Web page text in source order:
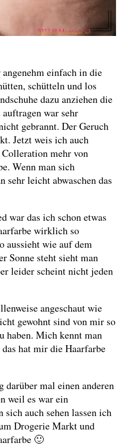
einfach in die
schütteln und los
dazu anziehen die
war sehr
gebrannt. Der Geruch
Jetzt weis ich auch
mehr von
Wenn man sich
sehr leicht abwaschen das
war das ich schon etwas
wirklich so
aussieht wie auf dem
Sonne steht sieht man
leider scheint nicht jeden
angeschaut wie
gewohnt sind von mir so
haben. Mich kennt man
hat mir die Haarfarbe
mal einen anderen
weil es war ein
auch sehen lassen ich
Drogerie Markt und
🙂